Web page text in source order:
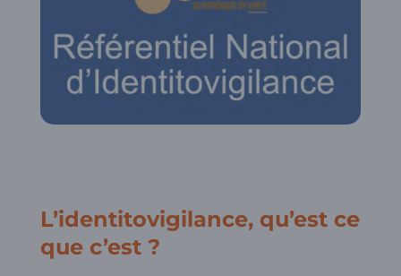
L’identitovigilance, qu’est ce
que c’est ?